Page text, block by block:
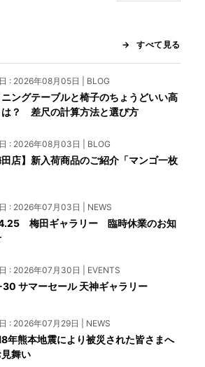
すべて見る
: 2026年08月05日 | BLOG
ングテーブルと椅子のちょうどいい高
は？ 差尺の計算方法と選び方
: 2026年08月03日 | BLOG
田店】新入荷商品のご紹介「マンゴ一枚
: 2026年07月03日 | NEWS
梅田ギャラリー 臨時休業のお知
: 2026年07月30日 | EVENTS
サマーセール 天神ギャラリー
: 2026年07月29日 | NEWS
年熊本地震により被災された皆さまへ
舞い